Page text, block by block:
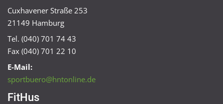
Cuxhavener Straße 253
21149 Hamburg
Tel. (040) 701 74 43
Fax (040) 701 22 10
E-Mail:
sportbuero@hntonline.de
FitHus